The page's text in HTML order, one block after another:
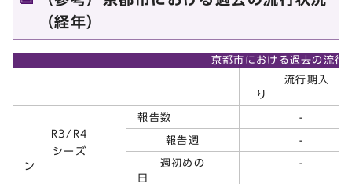
（経年）
京都市における過去の流行
流行期入
り
R3/R4
シーズ
ン
報告数 -
報告週 -
週初めの
日
-